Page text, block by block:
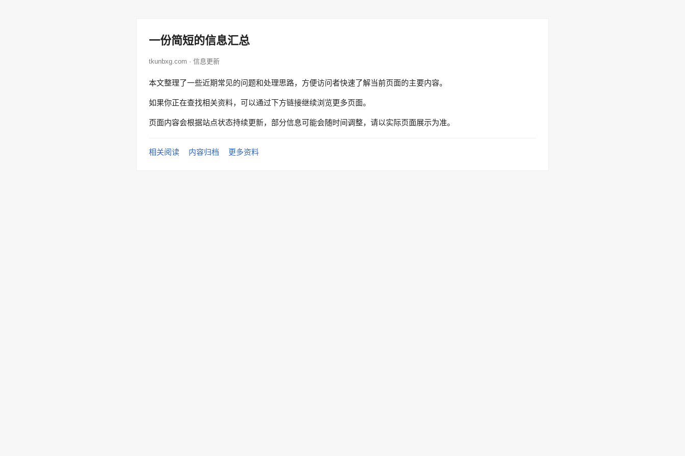
一份简短的信息汇总
tkunbxg.com · 信息更新
本文整理了一些近期常见的问题和处理思路，方便访问者快速了解当前页面的主要内容。
如果你正在查找相关资料，可以通过下方链接继续浏览更多页面。
页面内容会根据站点状态持续更新，部分信息可能会随时间调整，请以实际页面展示为准。
相关阅读 内容归档 更多资料